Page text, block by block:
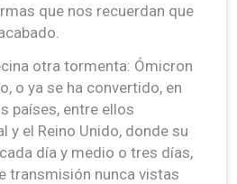
que nos recuerdan que
otra tormenta: Ómicron
o ya se ha convertido, en
países, entre ellos
y el Reino Unido, donde su
día y medio o tres días,
transmisión nunca vistas